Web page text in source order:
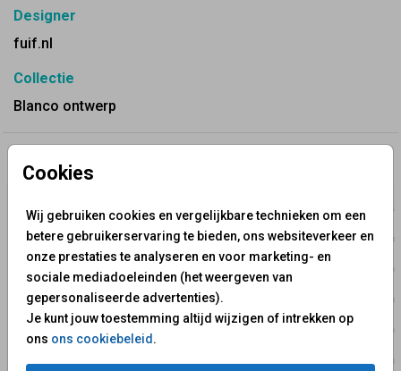
Cookies
Wij gebruiken cookies en vergelijkbare technieken om een
betere gebruikerservaring te bieden, ons websiteverkeer en
onze prestaties te analyseren en voor marketing- en
sociale mediadoeleinden (het weergeven van
gepersonaliseerde advertenties).
Je kunt jouw toestemming altijd wijzigen of intrekken op
ons ons cookiebeleid.
Designer
fuif.nl
Collectie
Blanco ontwerp
✨ Deze ontwerpen vind je misschien ook leuk